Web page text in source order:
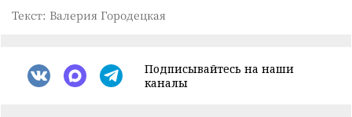
Текст: Валерия Городецкая
Подписывайтесь на наши
каналы